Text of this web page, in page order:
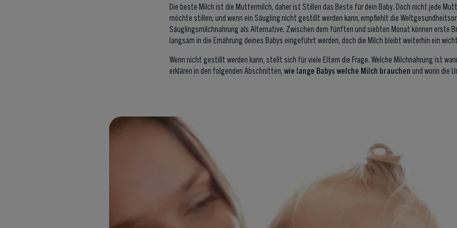
Die beste Milch ist die Muttermilch, daher ist Stillen das Beste für dein Baby. Doch nicht jede
möchte stillen; und wenn ein Säugling nicht gestillt werden kann, empfiehlt die
Säuglingsmilchnahrung als Alternative. Zwischen dem fünften und siebten Monat können erste
langsam in die Ernährung deines Babys eingeführt werden, doch die Milch bleibt weiterhin ein
Wenn nicht gestillt werden kann, stellt sich für viele Eltern die Frage. Welche Milchnahrung ist
erklären in den folgenden Abschnitten, wie lange Babys welche Milch brauchen und worin die